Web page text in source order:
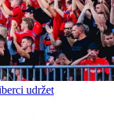
udržet